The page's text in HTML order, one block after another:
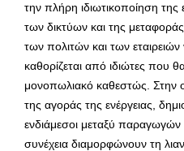
την πλήρη ιδιωτικοποίηση της
των δικτύων και της
των πολιτών και των
καθορίζεται από ιδιώτες που
μονοπωλιακό καθεστώς. Στην
της αγοράς της ενέργειας,
ενδιάμεσοι μεταξύ παραγωγών
συνέχεια διαμορφώνουν τη